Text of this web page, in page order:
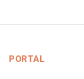
PORTAL